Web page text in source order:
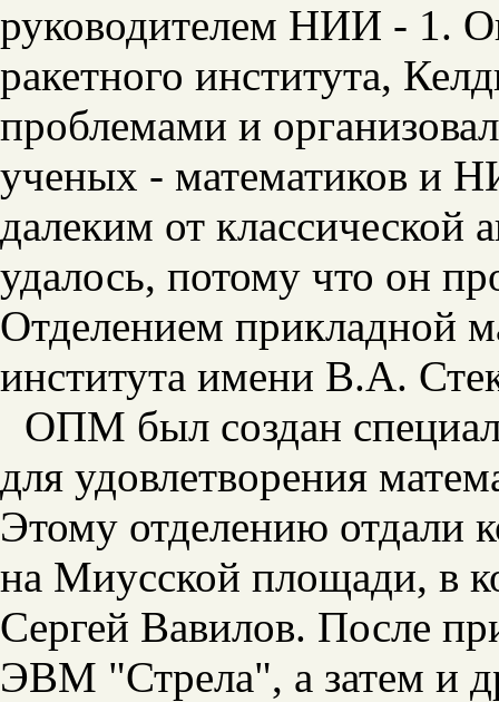
руководителем НИИ - 1.
ракетного института,
проблемами и
ученых - математиков и
далеким от классической
удалось, потому что он
Отделением прикладной
института имени В.А.
ОПМ был создан
для удовлетворения
Этому отделению отдали
на Миусской площади, в
Сергей Вавилов. После
ЭВМ "Стрела", а затем и